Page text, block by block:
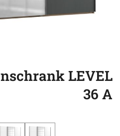
LEVEL
36 A